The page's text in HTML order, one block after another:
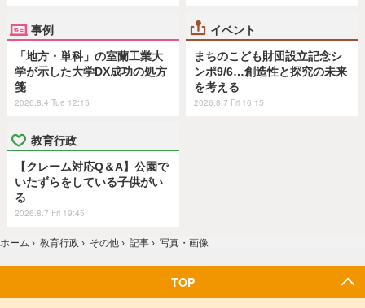
事例
「地方・単科」の室蘭工業大
学が示した大学DX成功の処方
箋
2026.8.4 Tue 12:15
イベント
まちのこども財団設立記念シ
ンポ9/6…創造性と探究の未来
を考える
2026.8.7 Fri 16:15
教育行政
【クレーム対応Q＆A】公園で
いたずらをしている子供がい
る
2026.8.7 Fri 19:45
ホーム › 教育行政 › その他 › 記事 › 写真・画像
TOP